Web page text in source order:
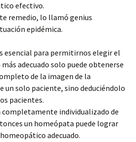
efectivo.
remedio, lo llamó genius
epidémica.
esencial para permitirnos elegir el
adecuado solo puede obtenerse
de la imagen de la
un solo paciente, sino deduciéndolo
pacientes.
completamente individualizado de
un homeópata puede lograr
adecuado.